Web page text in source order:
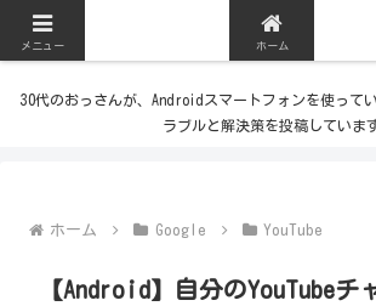
30代のおっさんが、Androidスマートフォンを使って
ラブルと解決策を投稿していま
ホーム Google YouTube
【Android】自分のYouTubeチ
メニュー ホーム